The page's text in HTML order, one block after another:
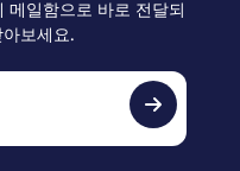
메일함으로 바로 전달되
보세요.